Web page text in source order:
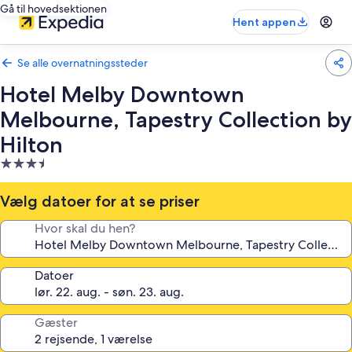
Gå til hovedsektionen
Hent appen
Se alle overnatningssteder
Hotel Melby Downtown
Melbourne, Tapestry Collection by
Hilton
3.5-
stjernet
overnatningssted
Vælg datoer for at se priser
Hvor skal du hen?
Datoer
Gæster